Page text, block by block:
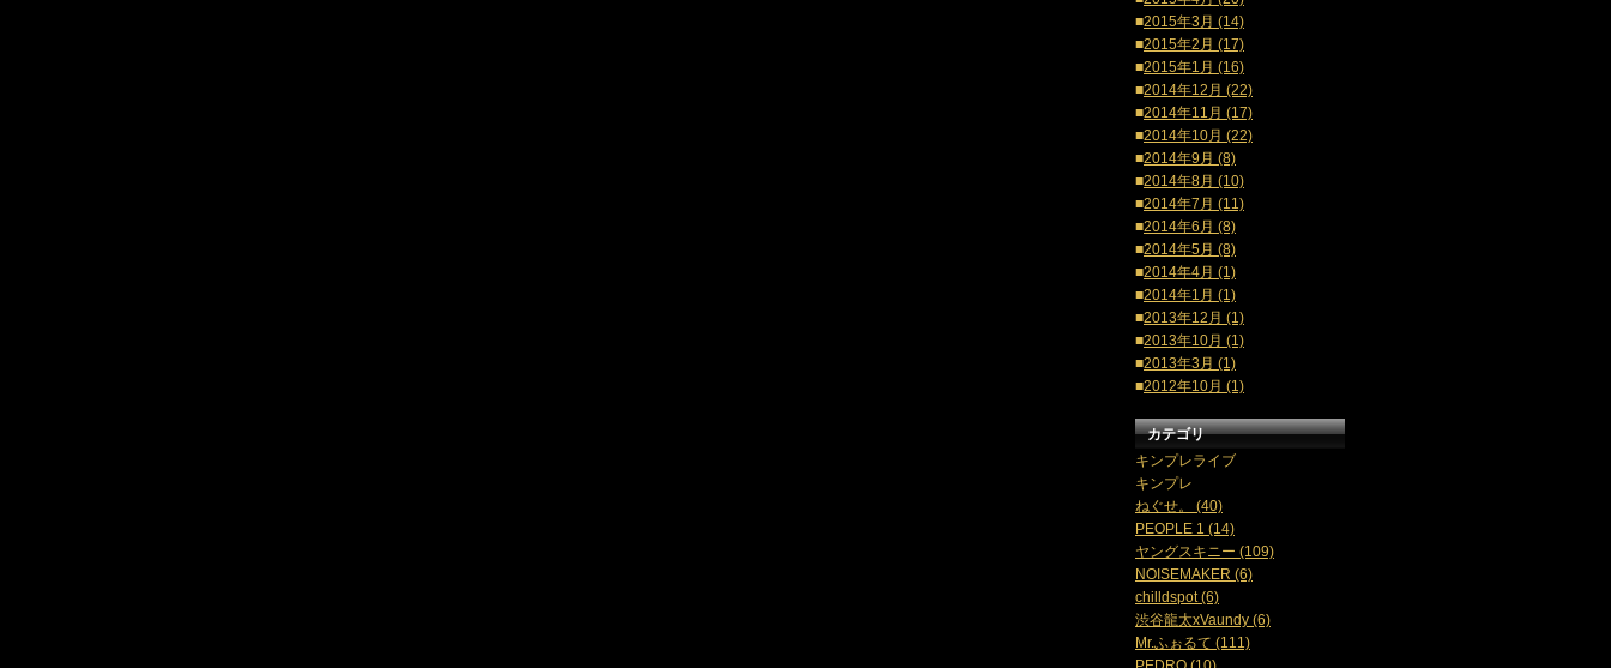
■2015年3月 (14)
■2015年2月 (17)
■2015年1月 (16)
■2014年12月 (22)
■2014年11月 (17)
■2014年10月 (22)
■2014年9月 (8)
■2014年8月 (10)
■2014年7月 (11)
■2014年6月 (8)
■2014年5月 (8)
■2014年4月 (1)
■2014年1月 (1)
■2013年12月 (1)
■2013年10月 (1)
■2013年3月 (1)
■2012年10月 (1)
カテゴリ
キンプレライブ
キンプレ
ねぐせ。 (40)
PEOPLE 1 (14)
ヤングスキニー (109)
NOISEMAKER (6)
chilldspot (6)
渋谷龍太xVaundy (6)
Mr.ふぉるて (111)